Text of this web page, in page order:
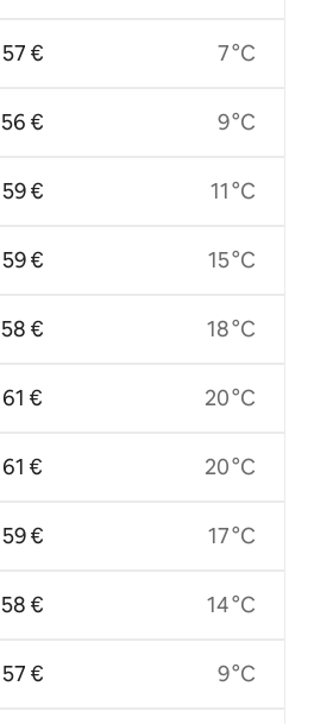
57 €
56 €
59 €
59 €
58 €
61 €
61 €
59 €
58 €
57 €
7 °C
9 °C
11 °C
15 °C
18 °C
20 °C
20 °C
17 °C
14 °C
9 °C